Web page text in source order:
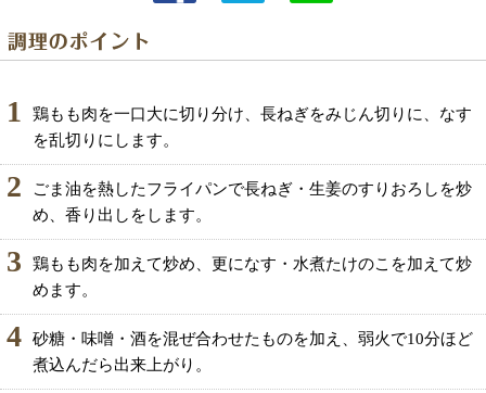
1
鶏もも肉を一口大に切り分け、長ねぎをみじん切りに、なす
を乱切りにします。
2
ごま油を熱したフライパンで長ねぎ・生姜のすりおろしを炒
め、香り出しをします。
3
鶏もも肉を加えて炒め、更になす・水煮たけのこを加えて炒
めます。
4
砂糖・味噌・酒を混ぜ合わせたものを加え、弱火で10分ほど
煮込んだら出来上がり。